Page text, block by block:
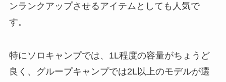
ンランクアップさせるアイテムとしても人気で
す。
特にソロキャンプでは、1L程度の容量がちょうど
良く、グループキャンプでは2L以上のモデルが選